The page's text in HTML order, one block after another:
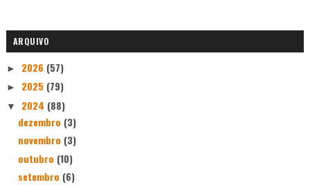
ARQUIVO
► 2026 (57)
► 2025 (79)
▼ 2024 (88)
dezembro (3)
novembro (3)
outubro (10)
setembro (6)